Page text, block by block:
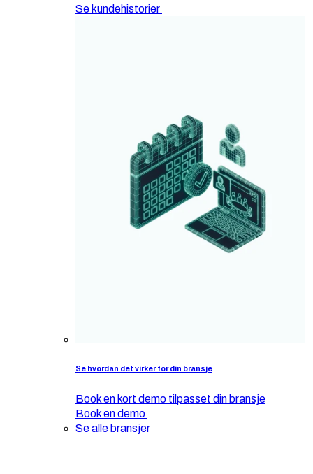
Se kundehistorier
Se hvordan det virker for din bransje
Book en kort demo tilpasset din bransje
Book en demo
Se alle bransjer